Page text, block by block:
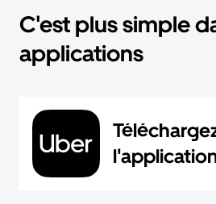
C'est plus simple
applications